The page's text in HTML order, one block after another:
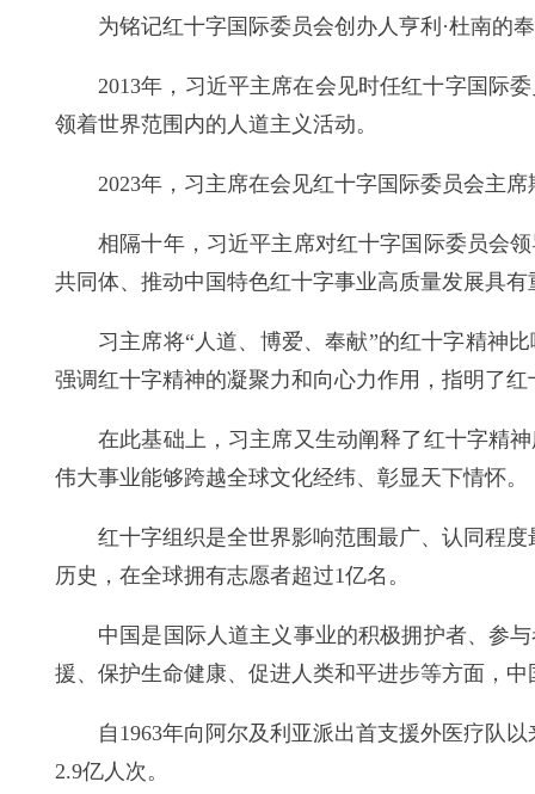
为铭记红十字国际委员会创办人亨利·杜南
2013年，习近平主席在会见时任红十字国际
领着世界范围内的人道主义活动。
2023年，习主席在会见红十字国际委员会主
相隔十年，习近平主席对红十字国际委员会
共同体、推动中国特色红十字事业高质量发展具
习主席将“人道、博爱、奉献”的红十字精神
强调红十字精神的凝聚力和向心力作用，指明了
在此基础上，习主席又生动阐释了红十字精
伟大事业能够跨越全球文化经纬、彰显天下情怀。
红十字组织是全世界影响范围最广、认同程
历史，在全球拥有志愿者超过1亿名。
中国是国际人道主义事业的积极拥护者、参
援、保护生命健康、促进人类和平进步等方面，
自1963年向阿尔及利亚派出首支援外医疗队
2.9亿人次。